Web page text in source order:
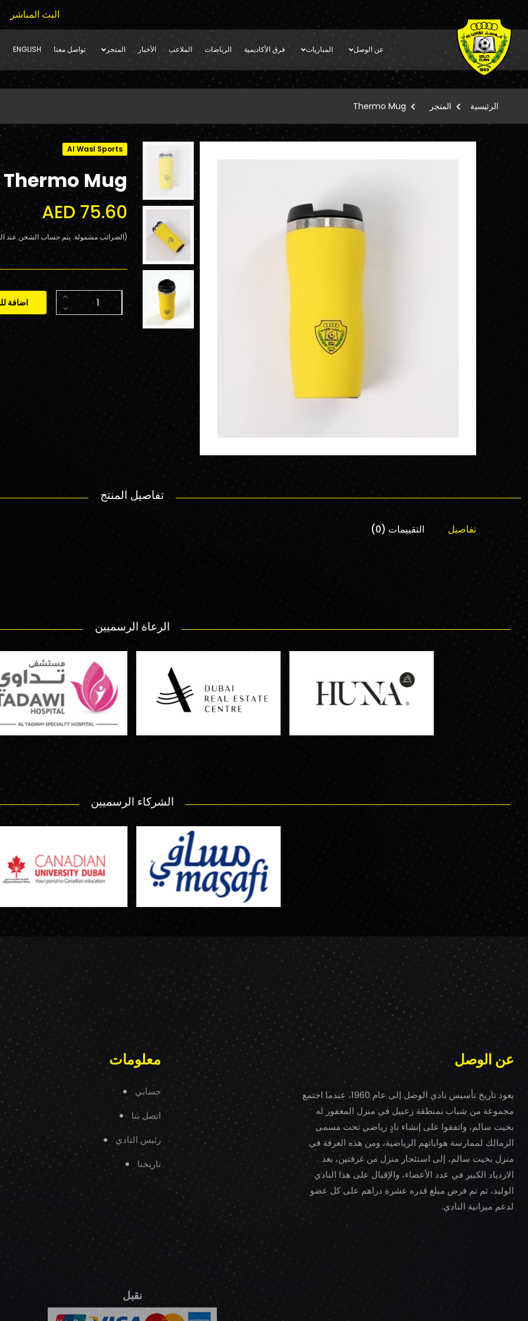
البث المباشر
عن الوصل المباريات فرق الأكاديمية الرياضات الملاعب الأخبار المتجر تواصل معنا ENGLISH
الرئيسية المتجر Thermo Mug
Al Wasl Sports
Thermo Mug
AED 75.60
(الضرائب مشمولة. يتم حساب الشحن عند
اضافة
تفاصيل المنتج
تفاصيل التقييمات (0)
الرعاة الرسميين
الشركاء الرسميين
عن الوصل
يعود تاريخ تأسيس نادي الوصل إلى عام 1960، عندما اجتمع
مجموعة من شباب بمنطقة زعبيل في منزل المغفور له
بخيت سالم، واتفقوا على إنشاء نادٍ رياضي تحت مسمى
الزمالك لممارسة هواياتهم الرياضية، ومن هذه الغرفة في
منزل بخيت سالم، إلى استئجار منزل من غرفتين، بعد
الازدياد الكبير في عدد الأعضاء، والإقبال على هذا النادي
الوليد، ثم تم فرض مبلغ قدره عشرة دراهم على كل عضو
لدعم ميزانية النادي.
معلومات
حسابي
اتصل بنا
رئيس النادي
تاريخنا
نقبل